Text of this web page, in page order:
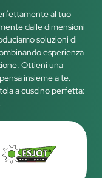
al tuo
dalle dimensioni
soluzioni di
esperienza
Ottieni una
insieme a te.
a cuscino perfetta: